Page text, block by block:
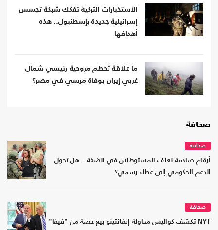
الاستخبارات التركية تفكك شبكة تجسس
إسرائيلية جديدة بإسطنبول.. هذه
أهدافها
ما علاقة تحطم مروحية رئيسي شمال
غربي إيران بوفاة مرسي في مصر؟
صحافة
صحافة
أرقام صادمة لعنف المستوطنين في الضفة.. هل تحول
الدعم الحكومي إلى غطاء رسمي؟
صحافة
NYT تكشف كواليس محاولة إنفانتينو بيع حصة من "فيفا"